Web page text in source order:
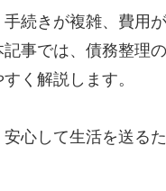
続きが複雑、費用
事では、債務整理
く解説します。
心して生活を送る